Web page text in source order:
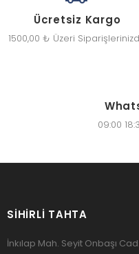
Ücretsiz Kargo
1500,00 ₺ Üzeri
09:00
SIHIRLI TAHTA
İnkılap Mah. Seyit Onbaşı Cad.